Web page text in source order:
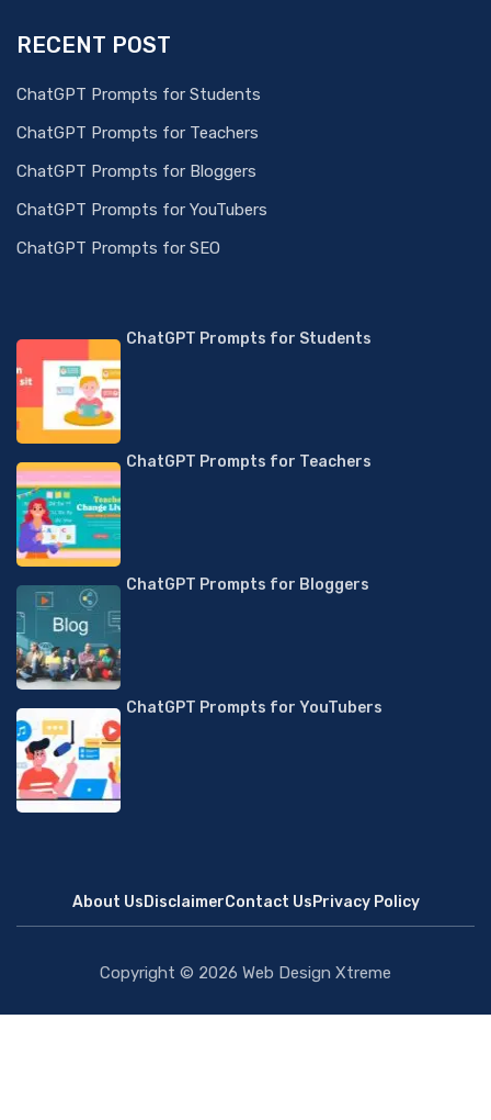
RECENT POST
ChatGPT Prompts for Students
ChatGPT Prompts for Teachers
ChatGPT Prompts for Bloggers
ChatGPT Prompts for YouTubers
ChatGPT Prompts for SEO
ChatGPT Prompts for Students
ChatGPT Prompts for Teachers
ChatGPT Prompts for Bloggers
ChatGPT Prompts for YouTubers
About UsDisclaimerContact UsPrivacy Policy
Copyright © 2026 Web Design Xtreme